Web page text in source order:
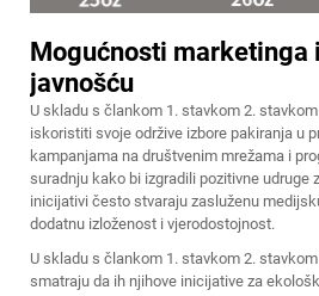
Mogućnosti marketinga
javnošću
U skladu s člankom 1. stavkom 2.
iskoristiti svoje održive izbore pakiranja u
kampanjama na društvenim mrežama i
suradnju kako bi izgradili pozitivne udruge
inicijativi često stvaraju zasluženu
dodatnu izloženost i vjerodostojnost.
U skladu s člankom 1. stavkom 2.
smatraju da ih njihove inicijative za